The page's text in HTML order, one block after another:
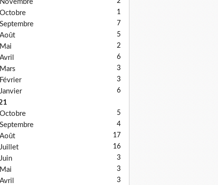
Novembre
Octobre 1
Septembre 7
Août 5
Mai 2
Avril 6
Mars 3
Février 3
Janvier 6
Octobre
5
Septembre 4
Août 17
Juillet 16
Juin 3
Mai 3
Avril 3